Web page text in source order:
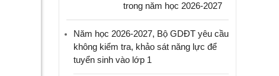
trong năm học 2026-2027
Năm học 2026-2027, Bộ GDĐT yêu cầu
không kiểm tra, khảo sát năng lực để
tuyển sinh vào lớp 1